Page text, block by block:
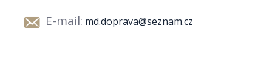
E-mail: md.doprava@seznam.cz